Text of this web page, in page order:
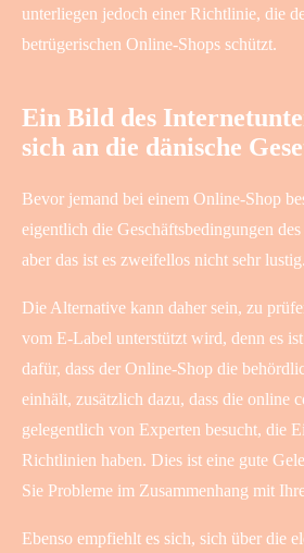
unterliegen jedoch einer Richtlinie, die
betrügerischen Online-Shops schützt.
Ein Bild des
sich an die dänische
Bevor jemand bei einem Online-Shop
eigentlich die Geschäftsbedingungen
aber das ist es zweifellos nicht sehr lustig.
Die Alternative kann daher sein, zu
vom E-Label unterstützt wird, denn es
dafür, dass der Online-Shop die
einhält, zusätzlich dazu, dass die online
gelegentlich von Experten besucht, die
Richtlinien haben. Dies ist eine gute
Sie Probleme im Zusammenhang mit
Ebenso empfiehlt es sich, sich über die